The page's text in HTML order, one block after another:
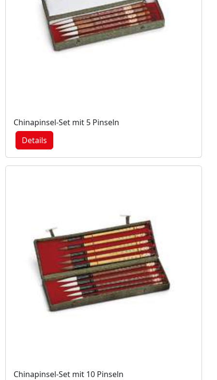
Chinapinsel-Set mit 5 Pinseln
Details
Chinapinsel-Set mit 10 Pinseln